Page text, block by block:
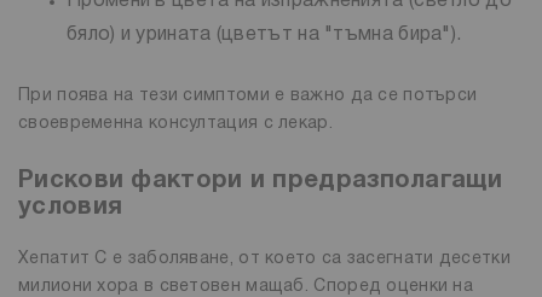
бяло) и урината (цветът на "тъмна бира").
При поява на тези симптоми е важно да се потърси
своевременна консултация с лекар.
Рискови фактори и предразполагащи
условия
Хепатит C е заболяване, от което са засегнати десетки
милиони хора в световен мащаб. Според оценки на